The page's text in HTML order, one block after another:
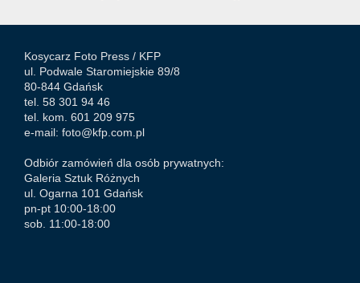
Kosycarz Foto Press / KFP
ul. Podwale Staromiejskie 89/8
80-844 Gdańsk
tel. 58 301 94 46
tel. kom. 601 209 975
e-mail: foto@kfp.com.pl
Odbiór zamówień dla osób prywatnych:
Galeria Sztuk Różnych
ul. Ogarna 101 Gdańsk
pn-pt 10:00-18:00
sob. 11:00-18:00